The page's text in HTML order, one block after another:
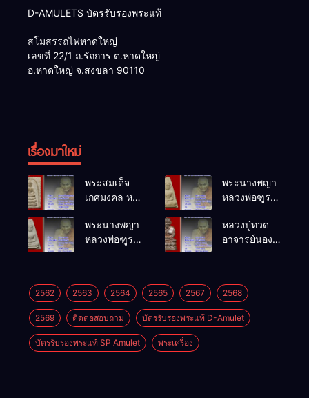
D-AMULETS บัตรรับรองพระแท้
สโมสรรถไฟหาดใหญ่
เลขที่ 22/1 ถ.รัถการ ต.หาดใหญ่
อ.หาดใหญ่ จ.สงขลา 90110
เรื่องมาใหม่
พระสมเด็จ
เกศมงคล หล
โพธิ์นิมิตร
พ.ศ.2512
พระนางพญา
หลวงพ่อฑูรย์
พ.ศ.2512
พระนางพญา
หลวงพ่อฑูรย์
พ.ศ.2512
หลวงปู่ทวด
อาจารย์นอง
พ.ศ.2541
2562 2563 2564 2565 2567 2568
2569 ติดต่อสอบถาม บัตรรับรองพระแท้ D-Amulet
บัตรรับรองพระแท้ SP Amulet พระเครื่อง